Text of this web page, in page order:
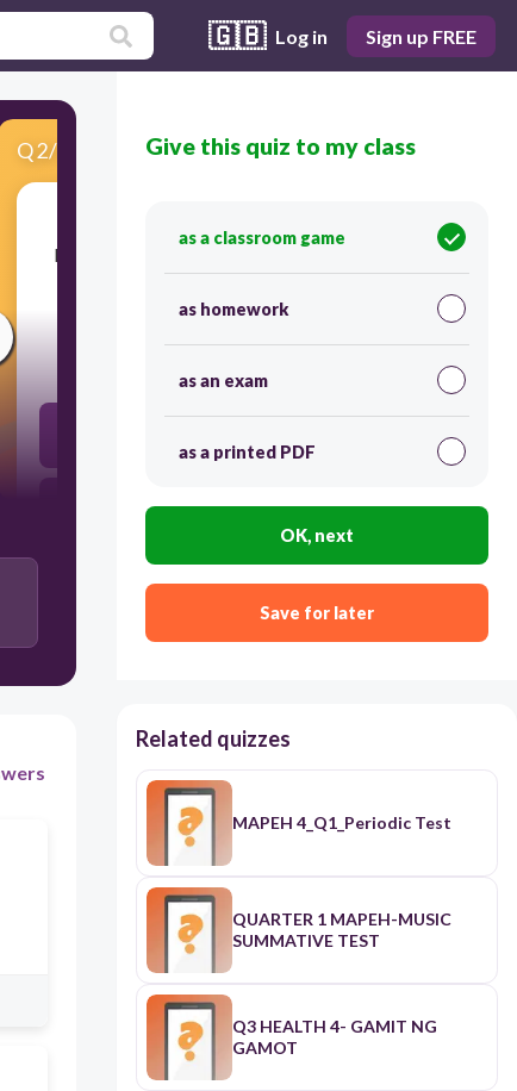
🇬🇧 Log in Sign up FREE
Q2/10 Score 0
​Ito ay katutubong sayaw na nagmula sa Bago,
Negros Occidental.
Ba Ingles
Carinosa
Give this quiz to my class
as a classroom game
as homework
as an exam
as a printed PDF
OK, next
Save for later
Related quizzes
MAPEH 4_Q1_Periodic Test
QUARTER 1 MAPEH-MUSIC
SUMMATIVE TEST
Q3 HEALTH 4- GAMIT NG
GAMOT